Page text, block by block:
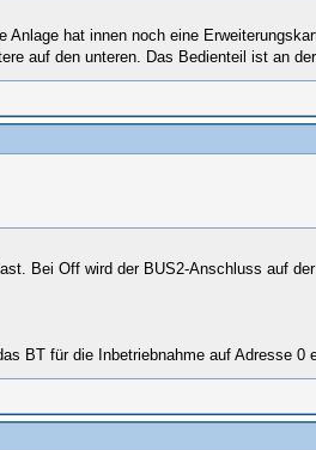
hat innen noch eine
auf den unteren. Das Bedienteil ist an
Bei Off wird der BUS2-Anschluss auf
BT für die Inbetriebnahme auf Adresse 0